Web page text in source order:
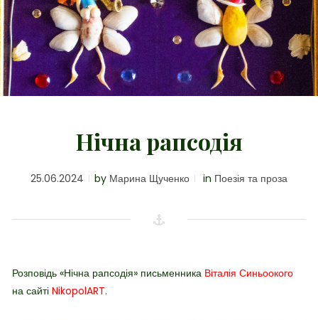
Нічна рапсодія
25.06.2024 by Марина Щученко in Поезія та проза
Розповідь «Нічна рапсодія» письменника Віталія Синьоокого
на сайті NikopolART.